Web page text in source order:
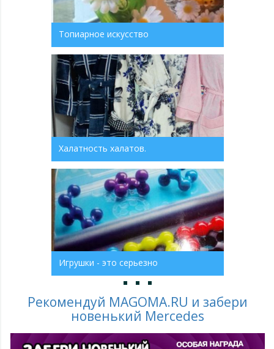
Топиарное искусство
Халатность халатов.
Игрушки - это серьезно
Рекомендуй MAGOMA.RU и забери
новенький Mercedes